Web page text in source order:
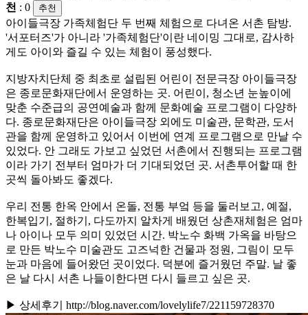
천 : 0 추천
아이들극장 가족체험단 두 번째 체험으로 다녀온 서촌 탐방.
'서포터즈'가 아니라 '가족체험단'이란 네이밍 그대로, 감사하
게도 아이와 즐길 수 있는 체험이 풍성했다.
지방자치단체 중 최초로 설립된 어린이 전문극장 아이들극장
은 종로문화재단에서 운영하는 곳. 어린이, 청소년 눈높이에
맞춘 수준급의 공연예술과 함께 문화예술 프로그램이 다양하
다. 종로문화재단은 아이들극장 외에도 미술관, 문학관, 도서
관을 함께 운영하고 있어서 이번에 연계 프로그램으로 만날 수
있었다. 안 그래도 가보고 싶었던 서촌에서 진행되는 프로그램
이라 가기 전부터 엄마가 더 기대되었던 곳. 서촌투어할 때 한
곳씩 돌아봐도 좋겠다.
우리 전통 한옥 안에서 온돌, 전통 부엌 등을 둘러보고, 예절,
한복입기, 절하기, 다도까지 알차게 배웠던 상촌재체험은 엄마
나 아이나 모두 의미 있었던 시간. 박노수 화백 가옥을 바탕으
로 만든 박노수 미술관도 고즈넉한 건물과 정원, 그림이 모두
눈과 마음에 들어왔던 곳이었다. 덕분에 즐거웠던 주말. 날 좋
은 날 다시 서촌 나들이한다면 다시 들르고 싶은 곳.
▶ 상세후기 http://blog.naver.com/lovelylife7/221159728370